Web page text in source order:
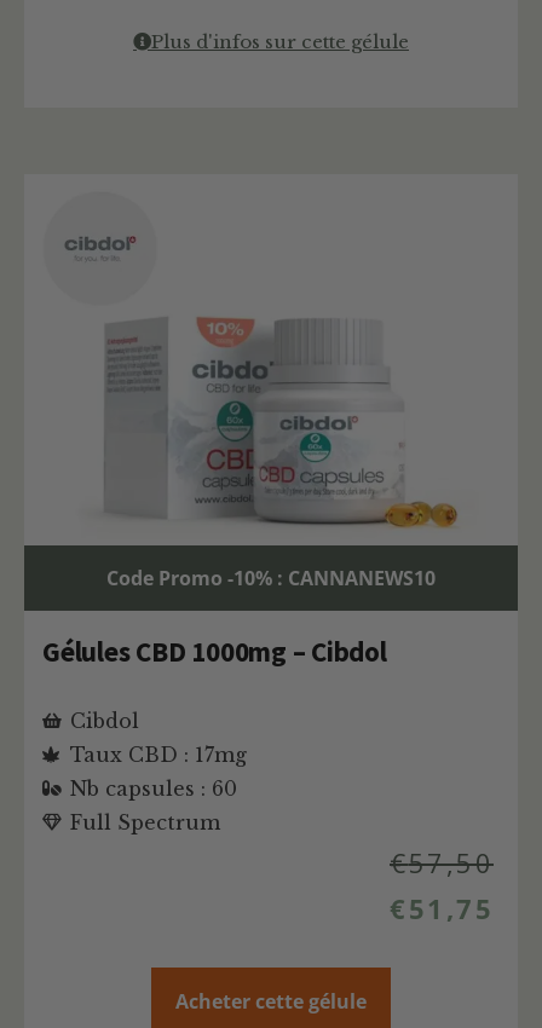
Plus d'infos sur cette gélule
Code Promo -10% : CANNANEWS10
Gélules CBD 1000mg – Cibdol
Cibdol
Taux CBD : 17mg
Nb capsules : 60
Full Spectrum
€57,50
€51,75
Acheter cette gélule